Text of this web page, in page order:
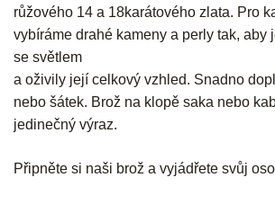
růžového 14 a 18karátového zlata. Pro
vybíráme drahé kameny a perly tak, aby
se světlem
a oživily její celkový vzhled. Snadno
nebo šátek. Brož na klopě saka nebo
jedinečný výraz.
Připněte si naši brož a vyjádřete svůj